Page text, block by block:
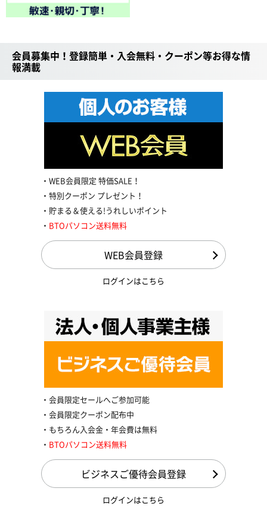
会員募集中！登録簡単・入会無料・クーポン等お得な情
報満載
WEB会員限定 特価SALE！
特別クーポン プレゼント！
貯まる＆使える!うれしいポイント
BTOパソコン送料無料
WEB会員登録
ログインはこちら
会員限定セールへご参加可能
会員限定クーポン配布中
もちろん入会金・年会費は無料
BTOパソコン送料無料
ビジネスご優待会員登録
ログインはこちら